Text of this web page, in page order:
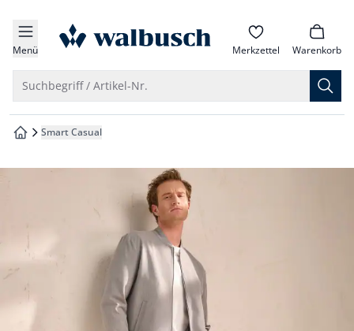
springen
springen
springen
springen
Menü zur Startseite Merkzettel Warenkorb
Suchbegriff / Artikel-Nr.
zur Startseite
Smart Casual